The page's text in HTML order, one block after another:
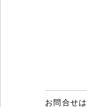
お問合せ